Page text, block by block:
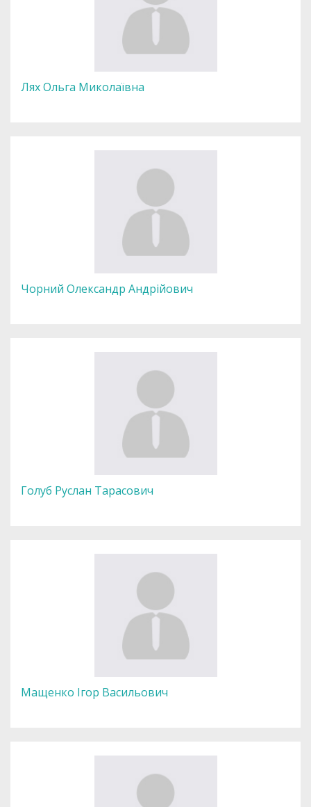
Лях Ольга Миколаївна
Чорний Олександр Андрійович
Голуб Руслан Тарасович
Мащенко Ігор Васильович